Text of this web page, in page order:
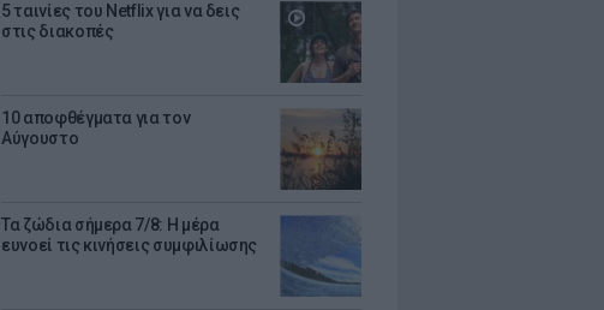
5 ταινίες του Netflix για να δεις
στις διακοπές
10 αποφθέγματα για τον
Αύγουστο
Τα ζώδια σήμερα 7/8: Η μέρα
ευνοεί τις κινήσεις συμφιλίωσης